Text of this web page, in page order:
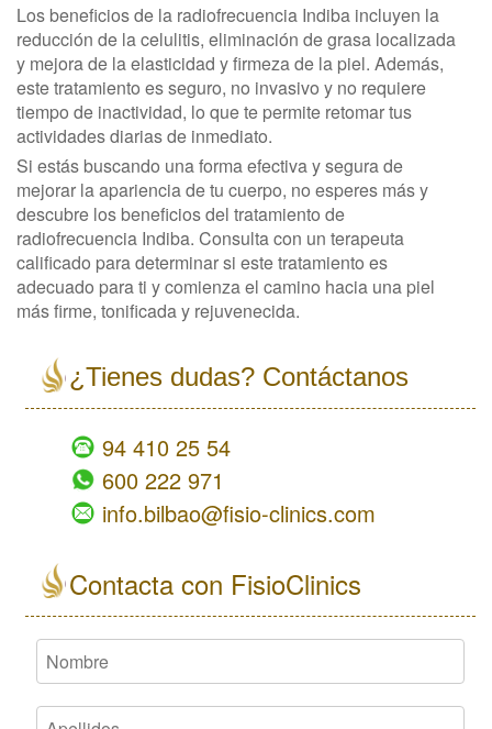
Los beneficios de la radiofrecuencia Indiba incluyen la
reducción de la celulitis, eliminación de grasa localizada
y mejora de la elasticidad y firmeza de la piel. Además,
este tratamiento es seguro, no invasivo y no requiere
tiempo de inactividad, lo que te permite retomar tus
actividades diarias de inmediato.
Si estás buscando una forma efectiva y segura de
mejorar la apariencia de tu cuerpo, no esperes más y
descubre los beneficios del tratamiento de
radiofrecuencia Indiba. Consulta con un terapeuta
calificado para determinar si este tratamiento es
adecuado para ti y comienza el camino hacia una piel
más firme, tonificada y rejuvenecida.
empty¿Tienes dudas? Contáctanos
94 410 25 54
600 222 971
info.bilbao@fisio-clinics.com
Contacta con FisioClinics